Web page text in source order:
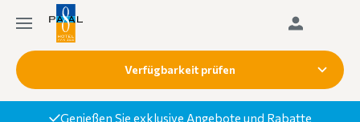
Verfügbarkeit prüfen
Genießen Sie exklusive Angebote und Rabatte